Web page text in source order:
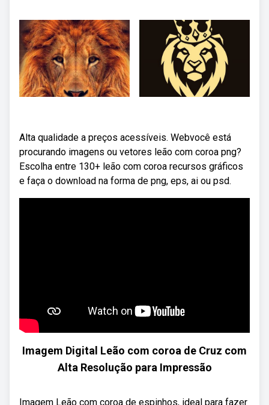
Alta qualidade a preços acessíveis. Webvocê está
procurando imagens ou vetores leão com coroa png?
Escolha entre 130+ leão com coroa recursos gráficos
e faça o download na forma de png, eps, ai ou psd.
Imagem Digital Leão com coroa de Cruz com
Alta Resolução para Impressão
Imagem Leão com coroa de espinhos, ideal para fazer